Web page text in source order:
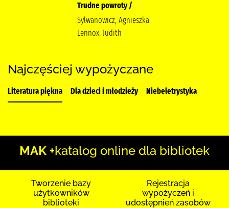
Trudne powroty /
Sylwanowicz, Agnieszka
Lennox, Judith
Najczęściej wypożyczane
Literatura piękna Dla dzieci i młodzieży Niebeletrystyka
MAK +katalog online dla bibliotek
Tworzenie bazy
użytkowników
biblioteki
Rejestracja
wypożyczeń i
udostępnień zasobów